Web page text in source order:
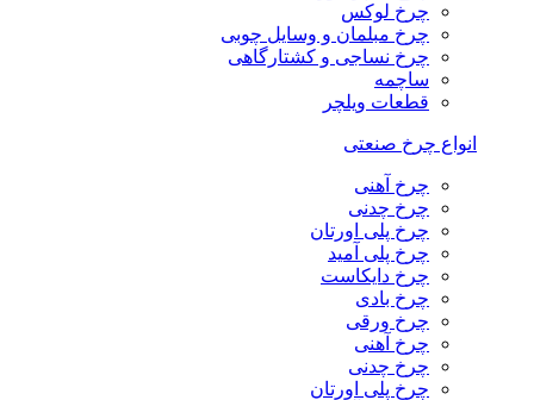
چرخ لوکس
چرخ مبلمان و وسایل چوبی
چرخ نساجی و کشتارگاهی
ساچمه
قطعات ویلچر
انواع چرخ صنعتی
چرخ آهنی
چرخ چدنی
چرخ پلی اورتان
چرخ پلی آمید
چرخ دایکاست
چرخ بادی
چرخ ورقی
چرخ آهنی
چرخ چدنی
چرخ پلی اورتان